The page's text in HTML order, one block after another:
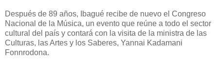
Después de 89 años, Ibagué recibe de nuevo el Congreso
Nacional de la Música, un evento que reúne a todo el sector
cultural del país y contará con la visita de la ministra de las
Culturas, las Artes y los Saberes, Yannai Kadamani
Fonnrodona.